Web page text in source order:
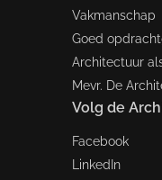
Vakmanschap
Goed
Architectuur
Mevr. De
Volg de
Facebook
LinkedIn